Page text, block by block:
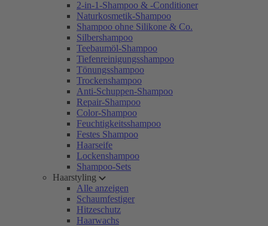
2-in-1-Shampoo & -Conditioner
Naturkosmetik-Shampoo
Shampoo ohne Silikone & Co.
Silbershampoo
Teebaumöl-Shampoo
Tiefenreinigungsshampoo
Tönungsshampoo
Trockenshampoo
Anti-Schuppen-Shampoo
Repair-Shampoo
Color-Shampoo
Feuchtigkeitsshampoo
Festes Shampoo
Haarseife
Lockenshampoo
Shampoo-Sets
Haarstyling
Alle anzeigen
Schaumfestiger
Hitzeschutz
Haarwachs